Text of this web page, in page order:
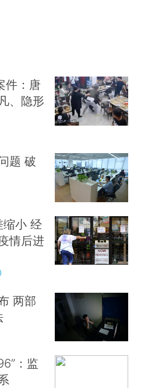
件：唐
、隐形
题 破
缩小 经
情后进
两部
：监